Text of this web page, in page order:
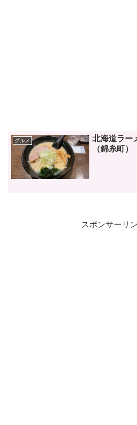
グルメ
北海道ラー
（錦糸町）
スポンサーリ